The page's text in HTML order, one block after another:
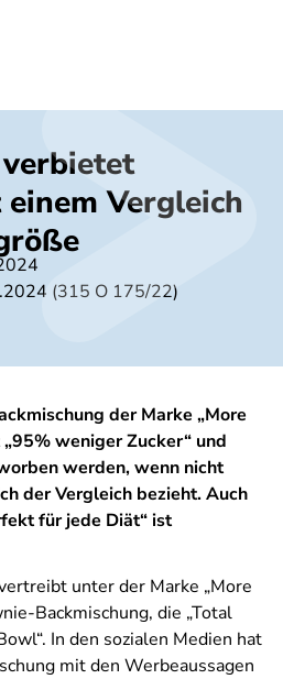
Vergleich
(315 O 175/22)
der Marke „More
weniger Zucker“ und
werden, wenn nicht
der Vergleich bezieht. Auch
für jede Diät“ ist
unter der Marke „More
Backmischung, die „Total
In den sozialen Medien hat
mit den Werbeaussagen